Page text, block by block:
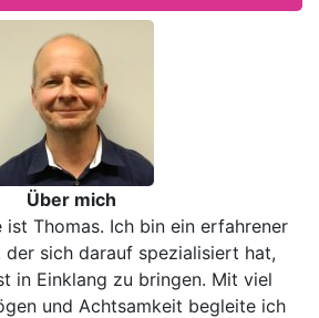
Über mich
ist Thomas. Ich bin ein erfahrener
der sich darauf spezialisiert hat,
in Einklang zu bringen. Mit viel
und Achtsamkeit begleite ich